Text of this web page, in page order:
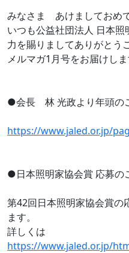
みなさま あけましておめ
いつも公益社団法人 日本
力を賜りましてありがとう
メルマガ1月号をお届けしま
●会長 林 光政より年頭の
https://www.jaled.or.jp/
●日本照明家協会賞 応募の
第42回日本照明家協会賞の
ます。
詳しくは
https://www.jaled.or.jp/